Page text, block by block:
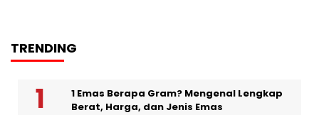
TRENDING
1 Emas Berapa Gram? Mengenal Lengkap
Berat, Harga, dan Jenis Emas